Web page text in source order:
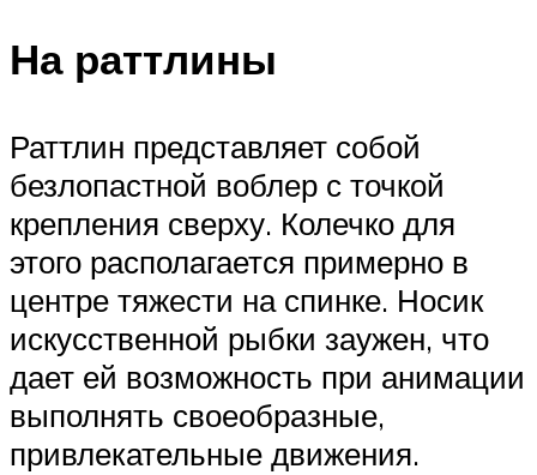
На раттлины
Раттлин представляет собой
безлопастной воблер с точкой
крепления сверху. Колечко для
этого располагается примерно в
центре тяжести на спинке. Носик
искусственной рыбки заужен, что
дает ей возможность при анимации
выполнять своеобразные,
привлекательные движения.